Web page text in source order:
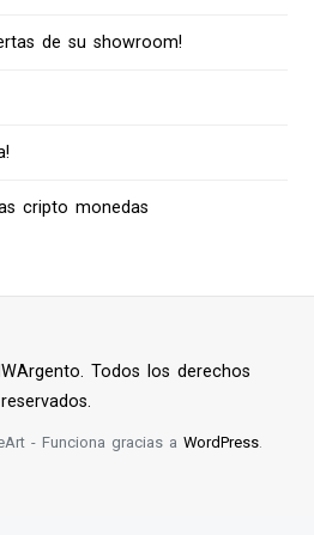
de su showroom!
cripto monedas
Todos los derechos
reservados.
- Funciona gracias a WordPress.